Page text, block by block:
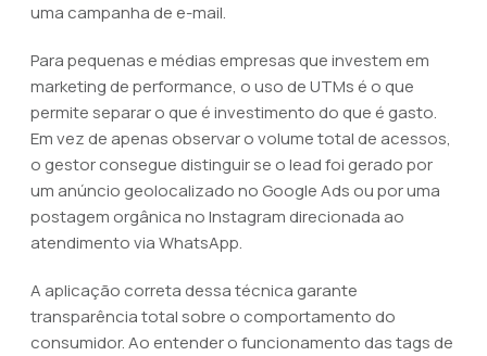
uma campanha de e-mail.
Para pequenas e médias empresas que investem em
marketing de performance, o uso de UTMs é o que
permite separar o que é investimento do que é gasto.
Em vez de apenas observar o volume total de acessos,
o gestor consegue distinguir se o lead foi gerado por
um anúncio geolocalizado no Google Ads ou por uma
postagem orgânica no Instagram direcionada ao
atendimento via WhatsApp.
A aplicação correta dessa técnica garante
transparência total sobre o comportamento do
consumidor. Ao entender o funcionamento das tags de